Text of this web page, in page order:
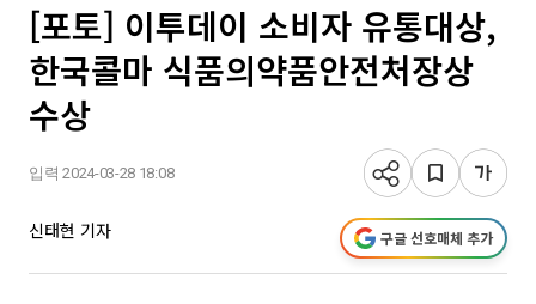
[포토] 이투데이 소비자 유통대상,
한국콜마 식품의약품안전처장상
수상
입력 2024-03-28 18:08
신태현 기자 구글 선호매체 추가